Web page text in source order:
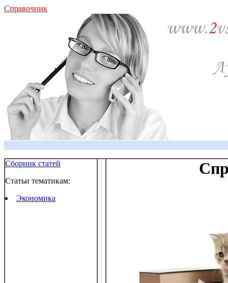
Справочник
Сборник статей
Статьи тематикам:
Экономика